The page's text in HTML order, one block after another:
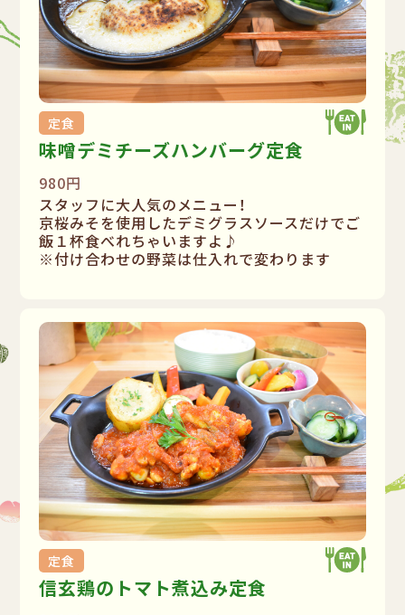
定食
味噌デミチーズハンバーグ定食
980円
スタッフに大人気のメニュー！
京桜みそを使用したデミグラスソースだけでご
飯１杯食べれちゃいますよ♪
※付け合わせの野菜は仕入れで変わります
定食
信玄鶏のトマト煮込み定食